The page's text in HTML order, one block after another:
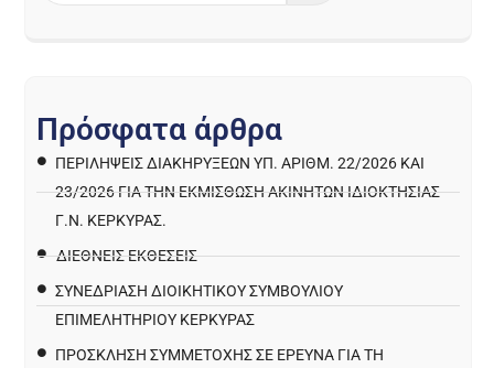
Πρόσφατα άρθρα
ΠΕΡΙΛΉΨΕΙΣ ΔΙΑΚΗΡΎΞΕΩΝ ΥΠ. ΑΡΙΘΜ. 22/2026 ΚΑΙ
23/2026 ΓΙΑ ΤΗΝ ΕΚΜΊΣΘΩΣΗ ΑΚΙΝΉΤΩΝ ΙΔΙΟΚΤΗΣΊΑΣ
Γ.Ν. ΚΈΡΚΥΡΑΣ.
ΔΙΕΘΝΕΙΣ ΕΚΘΕΣΕΙΣ
ΣΥΝΕΔΡΙΑΣΗ ΔΙΟΙΚΗΤΙΚΟΥ ΣΥΜΒΟΥΛΙΟΥ
ΕΠΙΜΕΛΗΤΗΡΙΟΥ ΚΕΡΚΥΡΑΣ
ΠΡΌΣΚΛΗΣΗ ΣΥΜΜΕΤΟΧΉΣ ΣΕ ΈΡΕΥΝΑ ΓΙΑ ΤΗ